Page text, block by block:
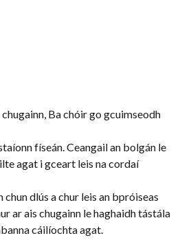
Ba chóir go gcuimseodh
físeán. Ceangail an bolgán le
agat i gceart leis na cordaí
dlús a chur leis an bpróiseas
ar ais chugainn le haghaidh tástála
cáilíochta agat.